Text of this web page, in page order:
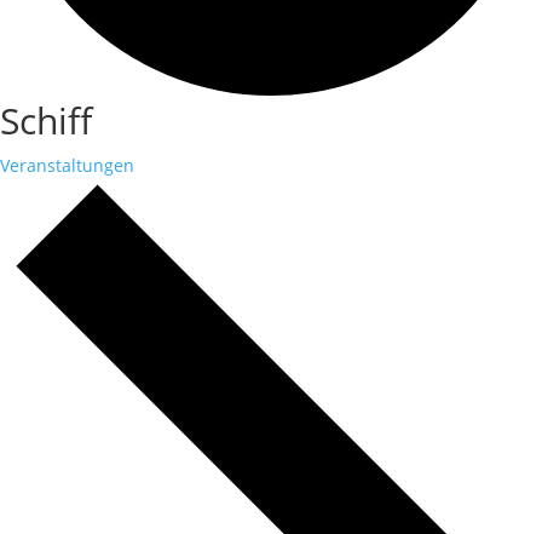
Schiff
Veranstaltungen